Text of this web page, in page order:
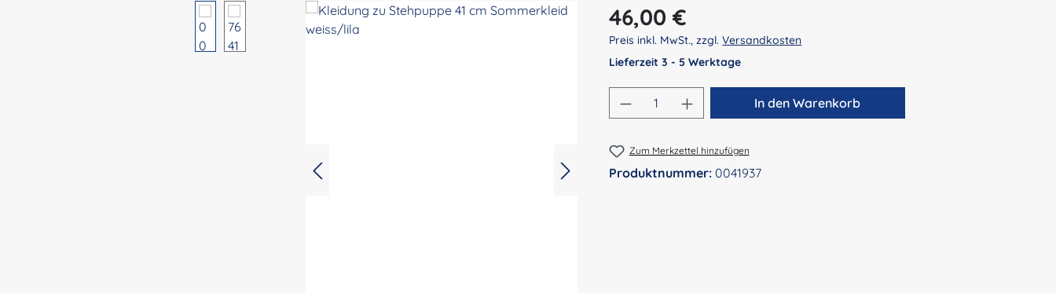
Regulärer Preis:
46,00 €
Preis inkl. MwSt., zzgl.Versandkosten
Lieferzeit 3 - 5 Werktage
Produkt Anzahl: Gib den gewünschten Wert ein
In den Warenkorb
Zum Merkzettel hinzufügen
Produktnummer:0041937